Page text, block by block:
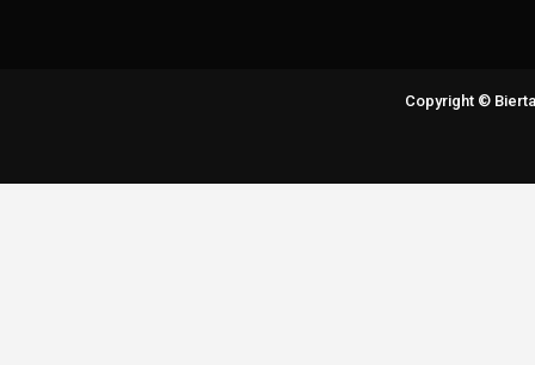
Copyright ©